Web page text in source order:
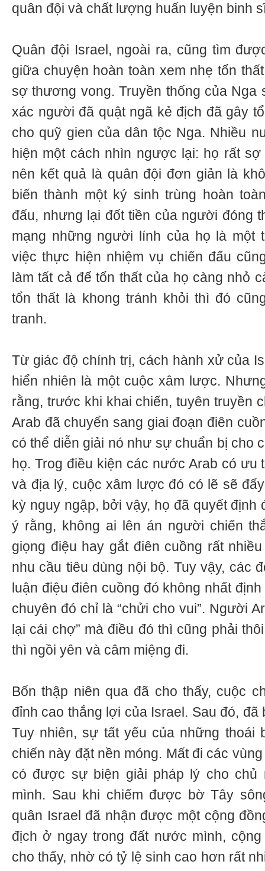
quân đội và chất lượng huấn luyện binh
Quân đội Israel, ngoài ra, cũng tìm
giữa chuyện hoàn toàn xem nhẹ tổn
sợ thương vong. Truyền thống của Nga
xác người đã quật ngã kẻ địch đã gây
cho quỹ gien của dân tộc Nga. Nhiều
hiện một cách nhìn ngược lại: họ rất
nên kết quả là quân đội đơn giản là
biến thành một ký sinh trùng hoàn
đấu, nhưng lại đốt tiền của người đóng
mạng những người lính của họ là một
việc thực hiện nhiệm vụ chiến đấu
làm tất cả để tổn thất của họ càng nhỏ
tổn thất là khong tránh khỏi thì đó
tranh.
Từ giác độ chính trị, cách hành xử của
hiển nhiên là một cuộc xâm lược.
rằng, trước khi khai chiến, tuyên truyền
Arab đã chuyển sang giai đoạn điên
có thể diễn giải nó như sự chuẩn bị cho
họ. Trog điều kiện các nước Arab có ưu
và địa lý, cuộc xâm lược đó có lẽ sẽ
kỳ nguy ngập, bởi vậy, họ đã quyết định
ý rằng, không ai lên án người chiến
giọng điệu hay gắt điên cuồng rất
nhu cầu tiêu dùng nội bộ. Tuy vậy, các
luận điệu điên cuồng đó không nhất
chuyên đó chỉ là “chửi cho vui”. Người
lại cái chợ” mà điều đó thì cũng phải
thì ngồi yên và câm miệng đi.
Bốn thập niên qua đã cho thấy, cuộc
đỉnh cao thắng lợi của Israel. Sau đó, đã
Tuy nhiên, sự tất yếu của những thoái
chiến này đặt nền móng. Mất đi các
có được sự biện giải pháp lý cho chủ
mình. Sau khi chiếm được bờ Tây
quân Israel đã nhận được một cộng
địch ở ngay trong đất nước mình,
cho thấy, nhờ có tỷ lệ sinh cao hơn rất